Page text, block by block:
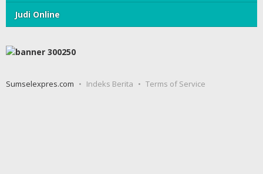
Judi Online
Sumselexpres.com Indeks Berita Terms of Service